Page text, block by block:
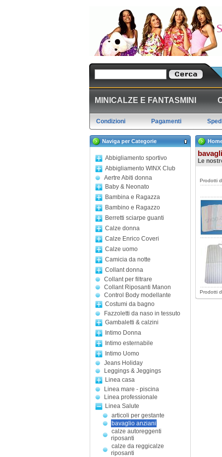
MINICALZE E FANTASMINI
Condizioni Pagamenti
Naviga per Categorie
Abbigliamento sportivo
Abbigliamento WINX Club
Aertre Abiti donna
Baby & Neonato
Bambina e Ragazza
Bambino e Ragazzo
Berretti sciarpe guanti
Calze donna
Calze Enrico Coveri
Calze uomo
Camicia da notte
Collant donna
Collant per filtrare
Collant Riposanti Manon
Control Body modellante
Costumi da bagno
Fazzoletti da naso in tessuto
Gambaletti & calzini
Intimo Donna
Intimo esternabile
Intimo Uomo
Jeans Holiday
Leggings & Jeggings
Linea casa
Linea mare - piscina
Linea professionale
Linea Salute
articoli per gestante
bavaglio anziani
calze autoreggenti
riposanti
calze da reggicalze
riposanti
Le
Prodotti
Prodotti